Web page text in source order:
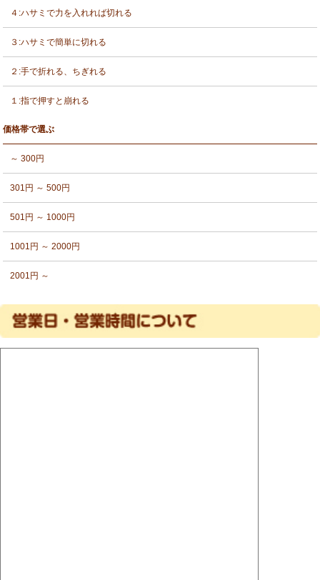
４:ハサミで力を入れれば切れる
３:ハサミで簡単に切れる
２:手で折れる、ちぎれる
１:指で押すと崩れる
価格帯で選ぶ
～ 300円
301円 ～ 500円
501円 ～ 1000円
1001円 ～ 2000円
2001円 ～